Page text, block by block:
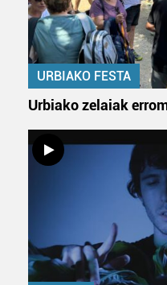
URBIAKO FESTA
Urbiako zelaiak